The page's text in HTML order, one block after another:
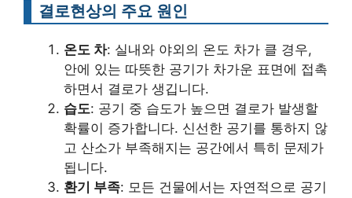
결로현상의 주요 원인
온도 차: 실내와 야외의 온도 차가 클 경우,
안에 있는 따뜻한 공기가 차가운 표면에 접촉
하면서 결로가 생깁니다.
습도: 공기 중 습도가 높으면 결로가 발생할
확률이 증가합니다. 신선한 공기를 통하지 않
고 산소가 부족해지는 공간에서 특히 문제가
됩니다.
환기 부족: 모든 건물에서는 자연적으로 공기